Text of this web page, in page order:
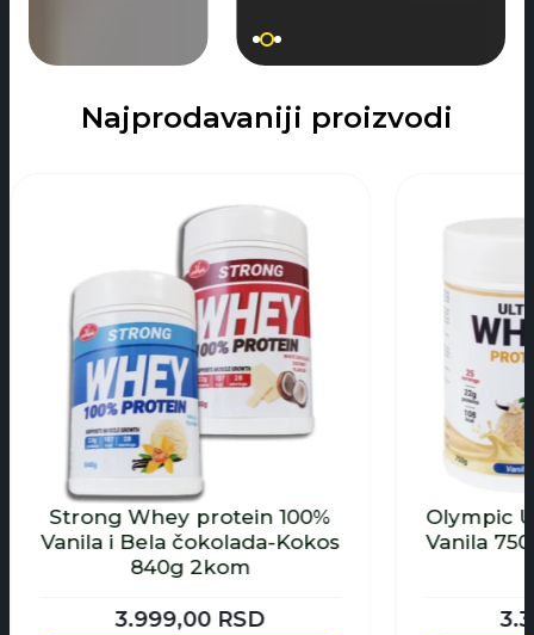
Najprodavaniji proizvodi
100%
Kokos
Olympic Ultra Whey Protein
Vanila 750g+ Kolagen Malina
3.398,00